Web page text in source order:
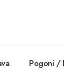
Pogoni /